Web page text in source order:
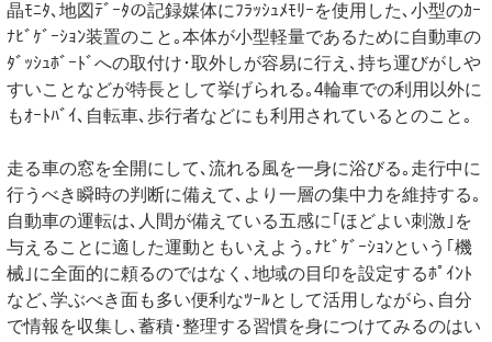
晶ﾓﾆﾀ､地図ﾃﾞｰﾀの記録媒体にﾌﾗｯｼｭﾒﾓﾘｰを使用した､小型のｶｰ
ﾅﾋﾞｹﾞｰｼｮﾝ装置のこと｡本体が小型軽量であるために自動車の
ﾀﾞｯｼｭﾎﾞｰﾄﾞへの取付け･取外しが容易に行え､持ち運びがしや
すいことなどが特長として挙げられる｡4輪車での利用以外に
もｵｰﾄﾊﾞｲ､自転車､歩行者などにも利用されているとのこと｡
走る車の窓を全開にして､流れる風を一身に浴びる｡走行中に
行うべき瞬時の判断に備えて､より一層の集中力を維持する｡
自動車の運転は､人間が備えている五感に｢ほどよい刺激｣を
与えることに適した運動ともいえよう｡ﾅﾋﾞｹﾞｰｼｮﾝという｢機
械｣に全面的に頼るのではなく､地域の目印を設定するﾎﾟｲﾝﾄ
など､学ぶべき面も多い便利なﾂｰﾙとして活用しながら､自分
で情報を収集し､蓄積･整理する習慣を身につけてみるのはい